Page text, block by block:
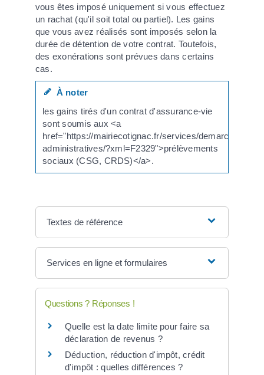
vous êtes imposé uniquement si vous effectuez
un rachat (qu'il soit total ou partiel). Les gains
que vous avez réalisés sont imposés selon la
durée de détention de votre contrat. Toutefois,
des exonérations sont prévues dans certains
cas.
À noter
les gains tirés d'un contrat d'assurance-vie
sont soumis aux <a
href="https://mairiecotignac.fr/services/demarches-
administratives/?xml=F2329">prélèvements
sociaux (CSG, CRDS)</a>.
Textes de référence
Services en ligne et formulaires
Questions ? Réponses !
Quelle est la date limite pour faire sa
déclaration de revenus ?
Déduction, réduction d'impôt, crédit
d'impôt : quelles différences ?